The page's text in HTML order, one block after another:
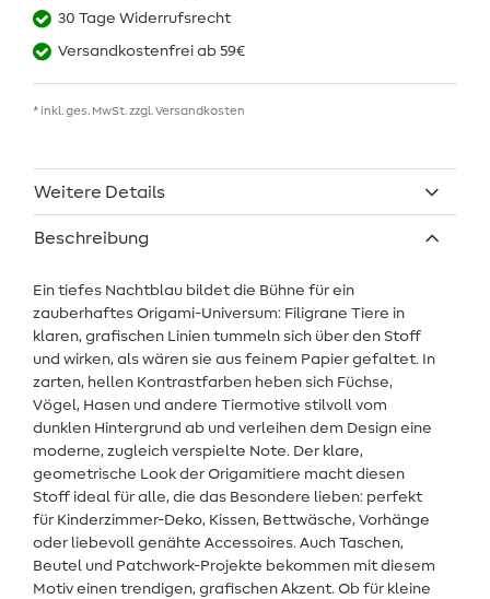
30 Tage Widerrufsrecht
Versandkostenfrei ab 59€
* inkl. ges. MwSt. zzgl.Versandkosten
Weitere Details
Beschreibung
Ein tiefes Nachtblau bildet die Bühne für ein
zauberhaftes Origami-Universum: Filigrane Tiere in
klaren, grafischen Linien tummeln sich über den Stoff
und wirken, als wären sie aus feinem Papier gefaltet. In
zarten, hellen Kontrastfarben heben sich Füchse,
Vögel, Hasen und andere Tiermotive stilvoll vom
dunklen Hintergrund ab und verleihen dem Design eine
moderne, zugleich verspielte Note. Der klare,
geometrische Look der Origamitiere macht diesen
Stoff ideal für alle, die das Besondere lieben: perfekt
für Kinderzimmer-Deko, Kissen, Bettwäsche, Vorhänge
oder liebevoll genähte Accessoires. Auch Taschen,
Beutel und Patchwork-Projekte bekommen mit diesem
Motiv einen trendigen, grafischen Akzent. Ob für kleine